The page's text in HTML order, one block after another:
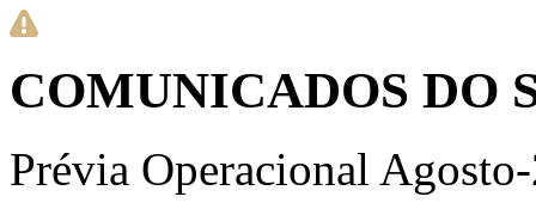
COMUNICADOS DO
Prévia Operacional